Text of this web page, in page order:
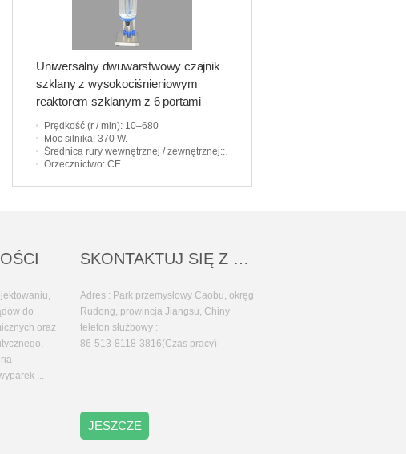
Uniwersalny dwuwarstwowy czajnik
szklany z wysokociśnieniowym
reaktorem szklanym z 6 portami
Prędkość (r / min): 10–680
Moc silnika: 370 W.
Średnica rury wewnętrznej / zewnętrznej:: 600 * 550
Orzecznictwo: CE
do
oraz
...
SKONTAKTUJ SIĘ Z NAMI
Adres : Park przemysłowy Caobu, okręg
Rudong, prowincja Jiangsu, Chiny
telefon służbowy :
86-513-8118-3816(Czas pracy)
JESZCZE